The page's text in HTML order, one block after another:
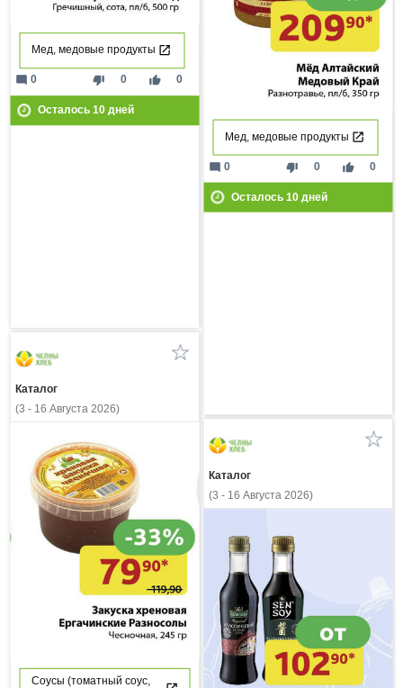
Мед, медовые продукты
thumb_down 0 thumb_up 0
mode_comment 0
Осталось 10дней
Мед, медовые продукты
thumb_down 0 thumb_up 0
mode_comment 0
Осталось 10дней
Каталог
(3 - 16 Августа 2026)
Соусы (томатный соус,
Каталог
(3 - 16 Августа 2026)